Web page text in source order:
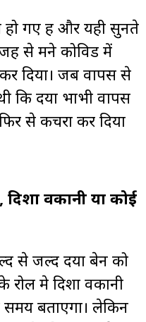
हो गए हैं और यही सुनते
से मैंने कोविड में
दिया। जब वापस से
कि दया भाभी वापस
से कचरा कर दिया
वकानी या कोई
से जल्द दया बेन को
मे दिशा वकानी
बताएगा। लेकिन